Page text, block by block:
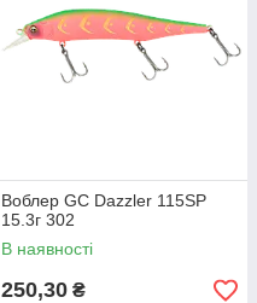
Воблер GC Dazzler 115SP
15.3г 302
В наявності
250,30 ₴